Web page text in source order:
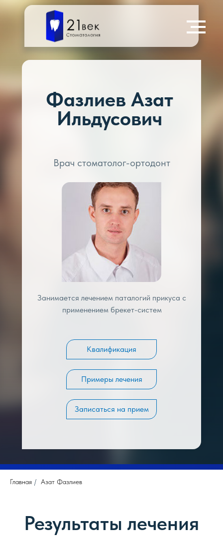
Фазлиев Азат
Ильдусович
Занимается лечением паталогий прикуса с
применением брекет-систем
Квалификация
Примеры лечения
Записаться на прием
Врач стоматолог-ортодонт
Главная / Азат Фазлиев
Результаты лечения